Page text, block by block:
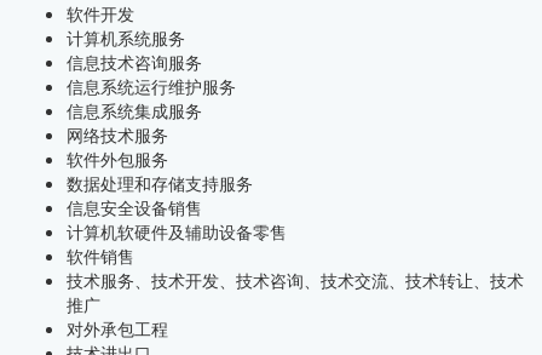
软件开发
计算机系统服务
信息技术咨询服务
信息系统运行维护服务
信息系统集成服务
网络技术服务
软件外包服务
数据处理和存储支持服务
信息安全设备销售
计算机软硬件及辅助设备零售
软件销售
技术服务、技术开发、技术咨询、技术交流、技术转让、技术
推广
对外承包工程